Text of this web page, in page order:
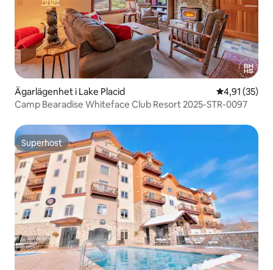
Ägarlägenhet i Lake Placid 4,91 av 5 i
4,91 (35)
Camp Bearadise Whiteface Club Resort 2025-STR-0097
Superhost
Superhost